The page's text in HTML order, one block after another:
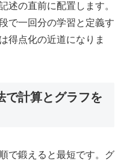
述の直前に配置します。
で一回分の学習と定義す
得点化の近道になりま
で計算とグラフを
で鍛えると最短です。グ